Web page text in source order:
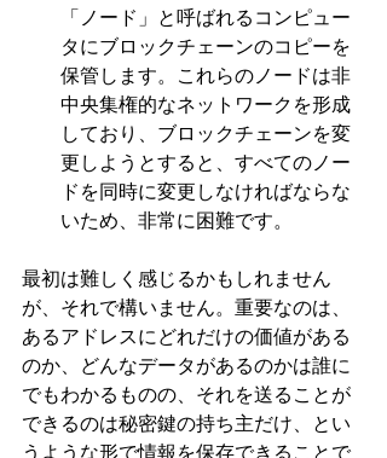
「ノード」と呼ばれるコンピュー
タにブロックチェーンのコピーを
保管します。これらのノードは非
中央集権的なネットワークを形成
しており、ブロックチェーンを変
更しようとすると、すべてのノー
ドを同時に変更しなければならな
いため、非常に困難です。
最初は難しく感じるかもしれません
が、それで構いません。重要なのは、
あるアドレスにどれだけの価値がある
のか、どんなデータがあるのかは誰に
でもわかるものの、それを送ることが
できるのは秘密鍵の持ち主だけ、とい
うような形で情報を保存できることで